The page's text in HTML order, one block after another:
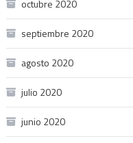
octubre 2020
septiembre 2020
agosto 2020
julio 2020
junio 2020